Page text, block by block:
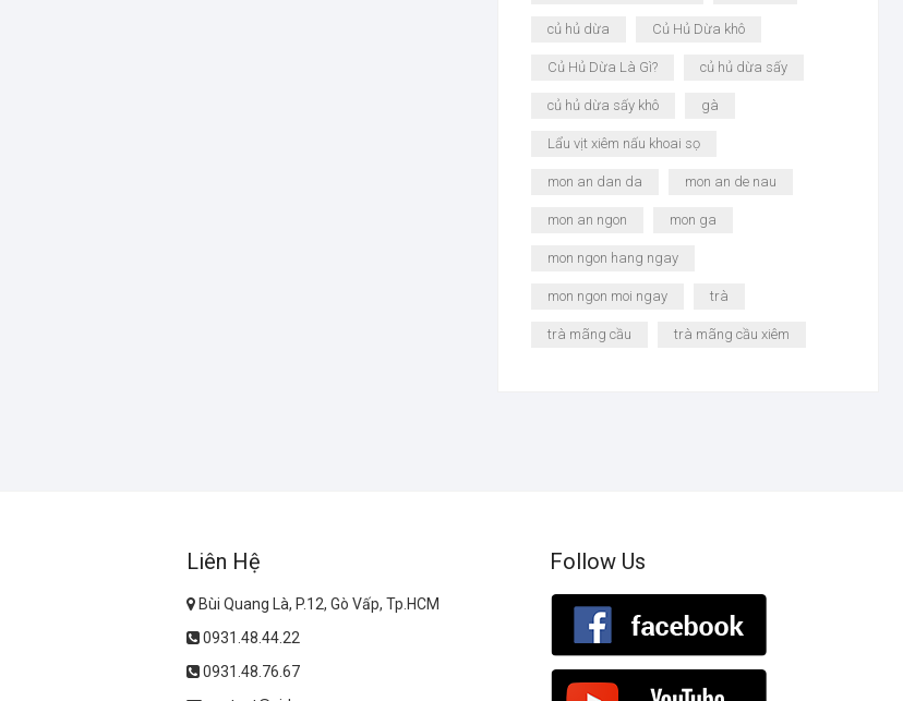
củ hủ dừa Củ Hủ Dừa khô
Củ Hủ Dừa Là Gì? củ hủ dừa sấy
củ hủ dừa sấy khô gà
Lẩu vịt xiêm nấu khoai sọ
mon an dan da mon an de nau
mon an ngon mon ga
mon ngon hang ngay
mon ngon moi ngay trà
trà mãng cầu trà mãng cầu xiêm
Liên Hệ
Bùi Quang Là, P.12, Gò Vấp, Tp.HCM
0931.48.44.22
0931.48.76.67
Follow Us